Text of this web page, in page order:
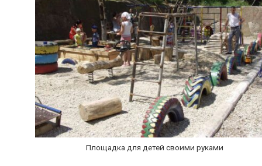
Площадка для детей своими руками